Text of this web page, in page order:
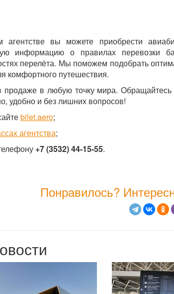
вы можете приобрести
информацию о правилах перевозки
перелёта. Мы поможем подобрать
комфортного путешествия.
продаже в любую точку мира.
удобно и без лишних вопросов!
bilet.aero;
агентства;
+7 (3532) 44-15-55.
Понравилось?